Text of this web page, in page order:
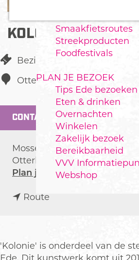
a
g
e
Smaakfietsroutes
Streekproducten
Foodfestivals
PLAN JE BEZOEK
Tips Ede bezoeken
Eten & drinken
Overnachten
Winkelen
Zakelijk bezoek
Bereikbaarheid
VVV
Webshop
KOLONIE
Bezienswaardigheid
Otterlo
CONTACT
Mosselseweg
Otterlo
Plan je routen
l
o
Route
K
o
'Kolonie' is onderdeel van de